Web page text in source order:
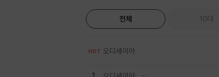
전체 10대
HOT 오디세이아